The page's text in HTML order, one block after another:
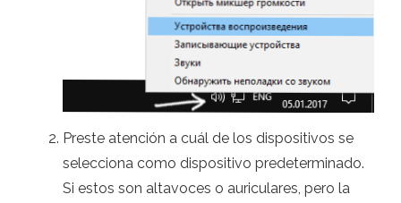
Preste atención a cuál de los dispositivos se
selecciona como dispositivo predeterminado.
Si estos son altavoces o auriculares, pero la